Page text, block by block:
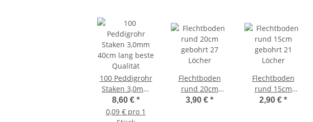
100 Peddigrohr
Staken 3,0mm
40cm lang beste
Qualität
8,60 € *
0,09 € pro 1
Flechtboden
rund 20cm
gebohrt 27
3,90 € *
Flechtboden
rund 15cm
gebohrt 21
2,90 € *
Glitzerlack für Peddigrohr 0,25
Fertiggeflecht aus Kunststoff mit
Muster
28,50 €*
28,50 € pro 1 m